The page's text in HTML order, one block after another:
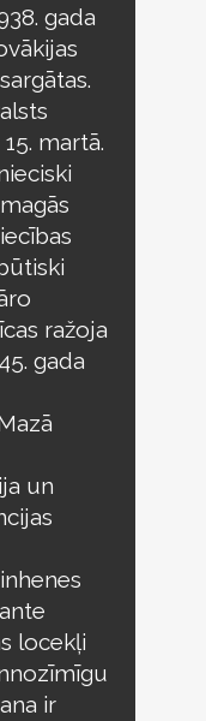
gada
martā.
ražoja
gada
un
locekļi
ir